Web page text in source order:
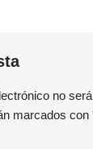
no
marcados con